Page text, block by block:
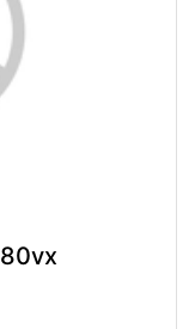
80vx